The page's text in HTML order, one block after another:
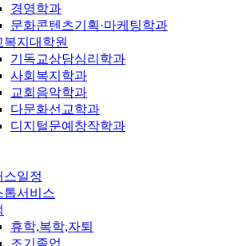
경영학과
문화콘텐츠기획·마케팅학과
복지대학원
기독교상담심리학과
사회복지학과
교회음악학과
다문화선교학과
디지털문예창작학과
스일정
톱서비스
휴학,복학,자퇴
조기졸업